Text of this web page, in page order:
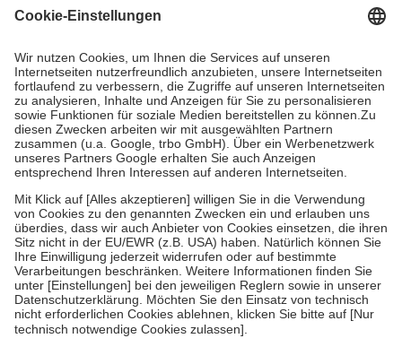
gesetzliche Krankenversicherung übernimmt in der Regel die
Kosten dafür, der Versicherte trägt einen Teil davon als Zuzahlung
Grundsätzlich leisten Mitglieder Zuzahlungen in Höhe von zehn
Prozent des Abgabepreises,mindestens jedochfünf Euround
höchstens zehn Euro.Es sind jedoch nie mehr als die tatsächlichen
Kosten der Leistung zu entrichten.
Diese Regeln gelten grundsätzlich auch für Online-Apotheken.
Bei Heilmitteln und häuslicher Krankenpflege beträgt die
Zuzahlung zehn Prozent der Kosten sowie zehn Euro je
Verordnung.
Um das Engagement der Versicherten für ihre eigene Gesundheit zu
stärken und die besondere Stellung der Familie zu unterstützen,
fallenkeine Zuzahlungenan bei:
• Kindern und Jugendlichen bis zum vollendeten 18. Lebensjahr
mit Ausnahme der Fahrkosten
• Untersuchungen zur Vorsorge und Früherkennung, die von der
GKV getragen werden